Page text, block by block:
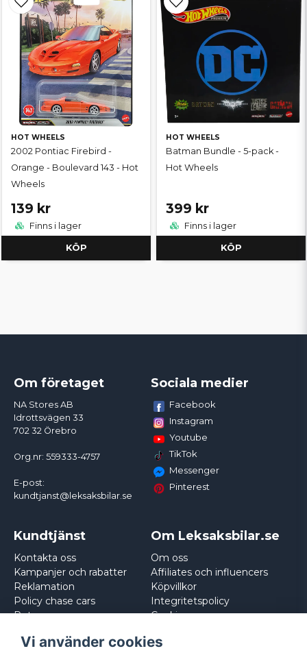
HOT WHEELS
2002 Pontiac Firebird -
Orange - Boulevard 143 - Hot
Wheels
139 kr
Finns i lager
KÖP
HOT WHEELS
Batman Bundle - 5-pack -
Hot Wheels
399 kr
Finns i lager
KÖP
Om företaget
NA Stores AB
Idrottsvägen 33
702 32 Örebro
Org.nr: 559333-4757
E-post:
kundtjanst@leksaksbilar.se
Sociala medier
Facebook
Instagram
Youtube
TikTok
Messenger
Pinterest
Kundtjänst
Kontakta oss
Kampanjer och rabatter
Reklamation
Policy chase cars
Returnera
Om Leksaksbilar.se
Om oss
Affiliates och influencers
Köpvillkor
Integritetspolicy
Cookies
Vi använder cookies